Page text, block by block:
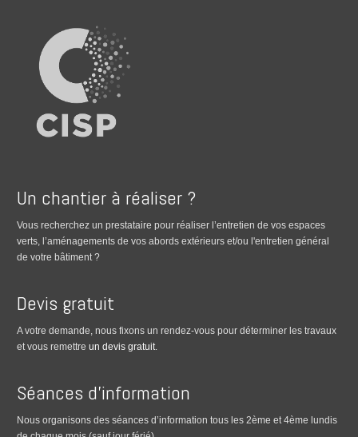
Un chantier à réaliser ?
Vous recherchez un prestataire pour réaliser l’entretien de vos espaces
verts, l’aménagements de vos abords extérieurs et/ou l'entretien général
de votre bâtiment ?
Devis gratuit
A votre demande, nous fixons un rendez-vous pour déterminer les travaux
et vous remettreun devis gratuit.
Séances d’information
Nous organisons des séances d’information tous les 2ème et 4ème lundis